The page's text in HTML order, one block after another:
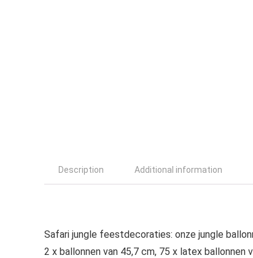
Description Additional information
Safari jungle feestdecoraties: onze jungle
2 x ballonnen van 45,7 cm, 75 x latex ballonnen